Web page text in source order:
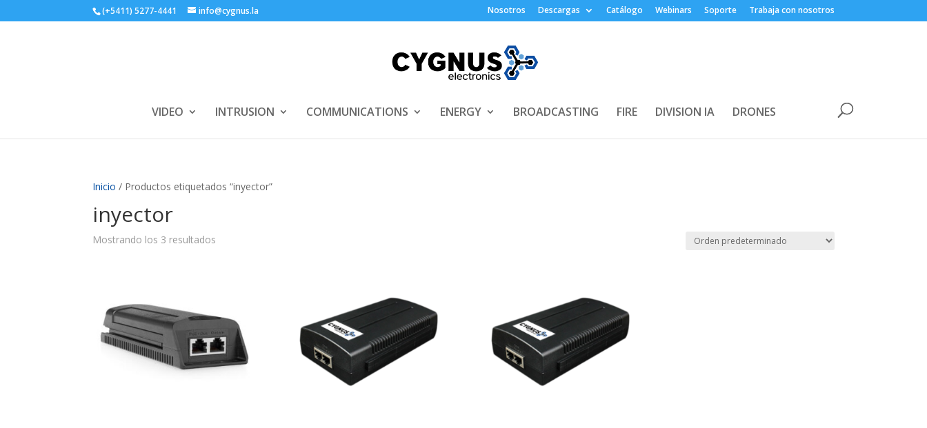
(+5411) 5277-4441 info@cygnus.la Nosotros Descargas Catálogo Webinars Soporte Trabaja con nosotros
VIDEO INTRUSION COMMUNICATIONS ENERGY BROADCASTING FIRE DIVISION IA DRONES
Inicio / Productos etiquetados “inyector”
inyector
Mostrando los 3 resultados